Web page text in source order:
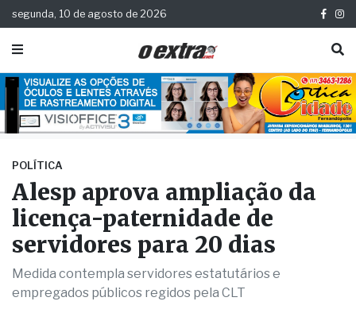
segunda, 10 de agosto de 2026
POLÍTICA
Alesp aprova ampliação da
licença-paternidade de
servidores para 20 dias